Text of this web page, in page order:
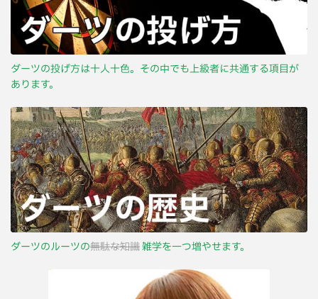
ダーツの投げ方は十人十色。その中でも上級者に共通する項目が
あります。
ダーツのルーツの無駄な知識雑学を一つ増やせます。